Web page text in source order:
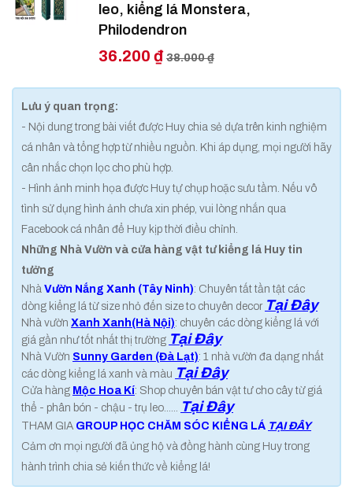
leo, kiểng lá Monstera,
Philodendron
36.200 ₫ 38.000 ₫
Lưu ý quan trọng:
- Nội dung trong bài viết được Huy chia sẻ dựa trên kinh nghiệm
cá nhân và tổng hợp từ nhiều nguồn. Khi áp dụng, mọi người hãy
cân nhắc chọn lọc cho phù hợp.
- Hình ảnh minh họa được Huy tự chụp hoặc sưu tầm. Nếu vô
tình sử dụng hình ảnh chưa xin phép, vui lòng nhắn qua
Facebook cá nhân để Huy kịp thời điều chỉnh.
Những Nhà Vườn và cửa hàng vật tư kiểng lá Huy tin
tưởng
Nhà Vườn Nắng Xanh (Tây Ninh): Chuyên tất tần tật các
dòng kiểng lá từ size nhỏ đến size to chuyên decor Tại Đây
Nhà vườn Xanh Xanh(Hà Nội): chuyên các dòng kiểng lá với
giá gần như tốt nhất thị trường Tại Đây
Nhà Vườn Sunny Garden (Đà Lạt): 1 nhà vườn đa dạng nhất
các dòng kiểng lá xanh và màu Tại Đây
Cửa hàng Mộc Hoa Kí: Shop chuyên bán vật tư cho cây từ giá
thể - phân bón - chậu - trụ leo......
Tại Đây
THAM GIA GROUP HỌC CHĂM SÓC KIỂNG LÁ TẠI ĐÂY
Cảm ơn mọi người đã ủng hộ và đồng hành cùng Huy trong
hành trình chia sẻ kiến thức về kiểng lá!